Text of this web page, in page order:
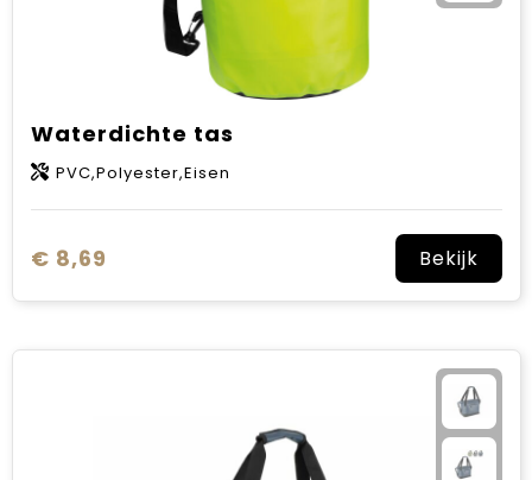
Waterdichte tas
PVC,Polyester,Eisen
€ 8,69 Bekijk